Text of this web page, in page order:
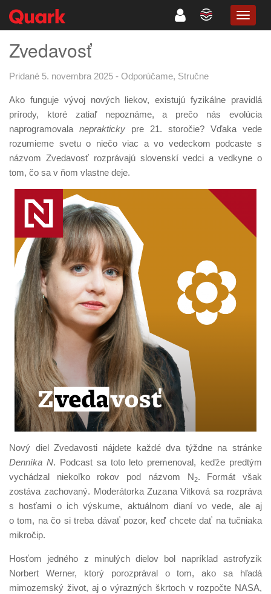
Zvedavosť
Pridané 5. novembra 2025 - Odporúčame, Stručne
Ako funguje vývoj nových liekov, existujú fyzikálne pravidlá
prírody, ktoré zatiaľ nepoznáme, a prečo nás evolúcia
naprogramovala neprakticky pre 21. storočie? Vďaka vede
rozumieme svetu o niečo viac a vo vedeckom podcaste s
názvom Zvedavosť rozprávajú slovenskí vedci a vedkyne o
tom, čo sa v ňom vlastne deje.
Nový diel Zvedavosti nájdete každé dva týždne na stránke
Denníka N. Podcast sa toto leto premenoval, keďže predtým
vychádzal niekoľko rokov pod názvom N2. Formát však
zostáva zachovaný. Moderátorka Zuzana Vitková sa rozpráva
s hosťami o ich výskume, aktuál­nom dianí vo vede, ale aj
o tom, na čo si treba dávať pozor, keď chcete dať na tučniaka
mikročip.
Hosťom jedného z minulých dielov bol napríklad astrofyzik
Norbert Werner, ktorý porozprával o tom, ako sa hľadá
mimozemský život, aj o výrazných škrtoch v rozpočte NASA,